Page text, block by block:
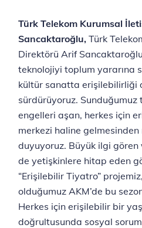
Türk Telekom Kurumsal
Sancaktaroğlu, Türk
Direktörü Arif
teknolojiyi toplum yararına
kültür sanatta erişilebilirliği
sürdürüyoruz. Sunduğumuz
engelleri aşan, herkes için
‎merkezi haline
duyuyoruz. Büyük ilgi gören
de yetişkinlere hitap eden
“Erişilebilir Tiyatro”
olduğumuz AKM’de bu
Herkes için erişilebilir bir
doğrultusunda sosyal